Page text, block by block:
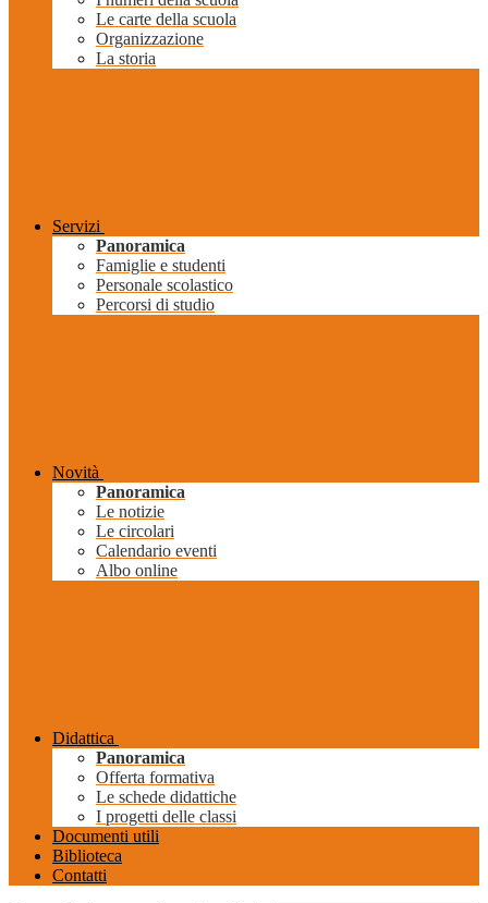
Le carte della scuola
Organizzazione
La storia
Servizi
Panoramica
Famiglie e studenti
Personale scolastico
Percorsi di studio
Novità
Panoramica
Le notizie
Le circolari
Calendario eventi
Albo online
Didattica
Panoramica
Offerta formativa
Le schede didattiche
I progetti delle classi
Documenti utili
Biblioteca
Contatti